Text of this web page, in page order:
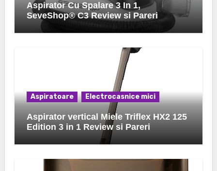
Aspirator Cu Spalare 3 In 1,
SeveShop® C3 Review si Pareri
Aspiratoare Electrocasnice mici
Aspirator vertical Miele Triflex HX2 125
Edition 3 in 1 Review si Pareri